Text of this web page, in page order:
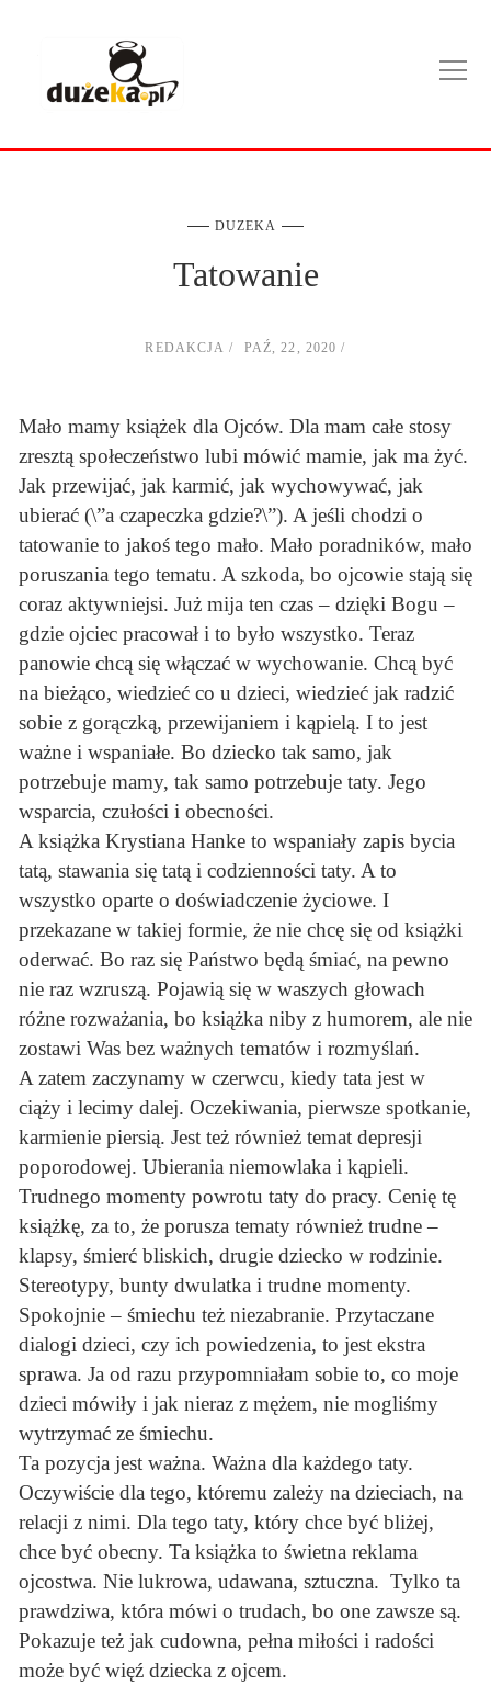
DUZEKA
Tatowanie
REDAKCJA PAŹ, 22, 2020
Mało mamy książek dla Ojców. Dla mam całe stosy
zresztą społeczeństwo lubi mówić mamie, jak ma żyć.
Jak przewijać, jak karmić, jak wychowywać, jak
ubierać (\”a czapeczka gdzie?\”). A jeśli chodzi o
tatowanie to jakoś tego mało. Mało poradników, mało
poruszania tego tematu. A szkoda, bo ojcowie stają się
coraz aktywniejsi. Już mija ten czas – dzięki Bogu –
gdzie ojciec pracował i to było wszystko. Teraz
panowie chcą się włączać w wychowanie. Chcą być
na bieżąco, wiedzieć co u dzieci, wiedzieć jak radzić
sobie z gorączką, przewijaniem i kąpielą. I to jest
ważne i wspaniałe. Bo dziecko tak samo, jak
potrzebuje mamy, tak samo potrzebuje taty. Jego
wsparcia, czułości i obecności.
A książka Krystiana Hanke to wspaniały zapis bycia
tatą, stawania się tatą i codzienności taty. A to
wszystko oparte o doświadczenie życiowe. I
przekazane w takiej formie, że nie chcę się od książki
oderwać. Bo raz się Państwo będą śmiać, na pewno
nie raz wzruszą. Pojawią się w waszych głowach
różne rozważania, bo książka niby z humorem, ale nie
zostawi Was bez ważnych tematów i rozmyślań.
A zatem zaczynamy w czerwcu, kiedy tata jest w
ciąży i lecimy dalej. Oczekiwania, pierwsze spotkanie,
karmienie piersią. Jest też również temat depresji
poporodowej. Ubierania niemowlaka i kąpieli.
Trudnego momenty powrotu taty do pracy. Cenię tę
książkę, za to, że porusza tematy również trudne –
klapsy, śmierć bliskich, drugie dziecko w rodzinie.
Stereotypy, bunty dwulatka i trudne momenty.
Spokojnie – śmiechu też niezabranie. Przytaczane
dialogi dzieci, czy ich powiedzenia, to jest ekstra
sprawa. Ja od razu przypomniałam sobie to, co moje
dzieci mówiły i jak nieraz z mężem, nie mogliśmy
wytrzymać ze śmiechu.
Ta pozycja jest ważna. Ważna dla każdego taty.
Oczywiście dla tego, któremu zależy na dzieciach, na
relacji z nimi. Dla tego taty, który chce być bliżej,
chce być obecny. Ta książka to świetna reklama
ojcostwa. Nie lukrowa, udawana, sztuczna. Tylko ta
prawdziwa, która mówi o trudach, bo one zawsze są.
Pokazuje też jak cudowna, pełna miłości i radości
może być więź dziecka z ojcem.